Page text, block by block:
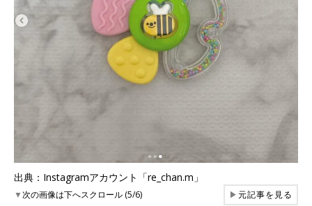
出典：Instagramアカウント「re_chan.m」
▼次の画像は下へスクロール (5/6) ▶元記事を見る